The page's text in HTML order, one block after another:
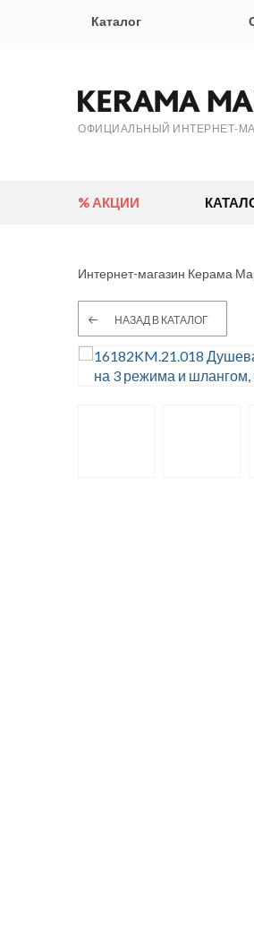
Каталог
ОФИЦИАЛЬНЫЙ ИНТЕРНЕТ-
% АКЦИИ
Интернет-магазин Керама
НАЗАД В КАТАЛОГ